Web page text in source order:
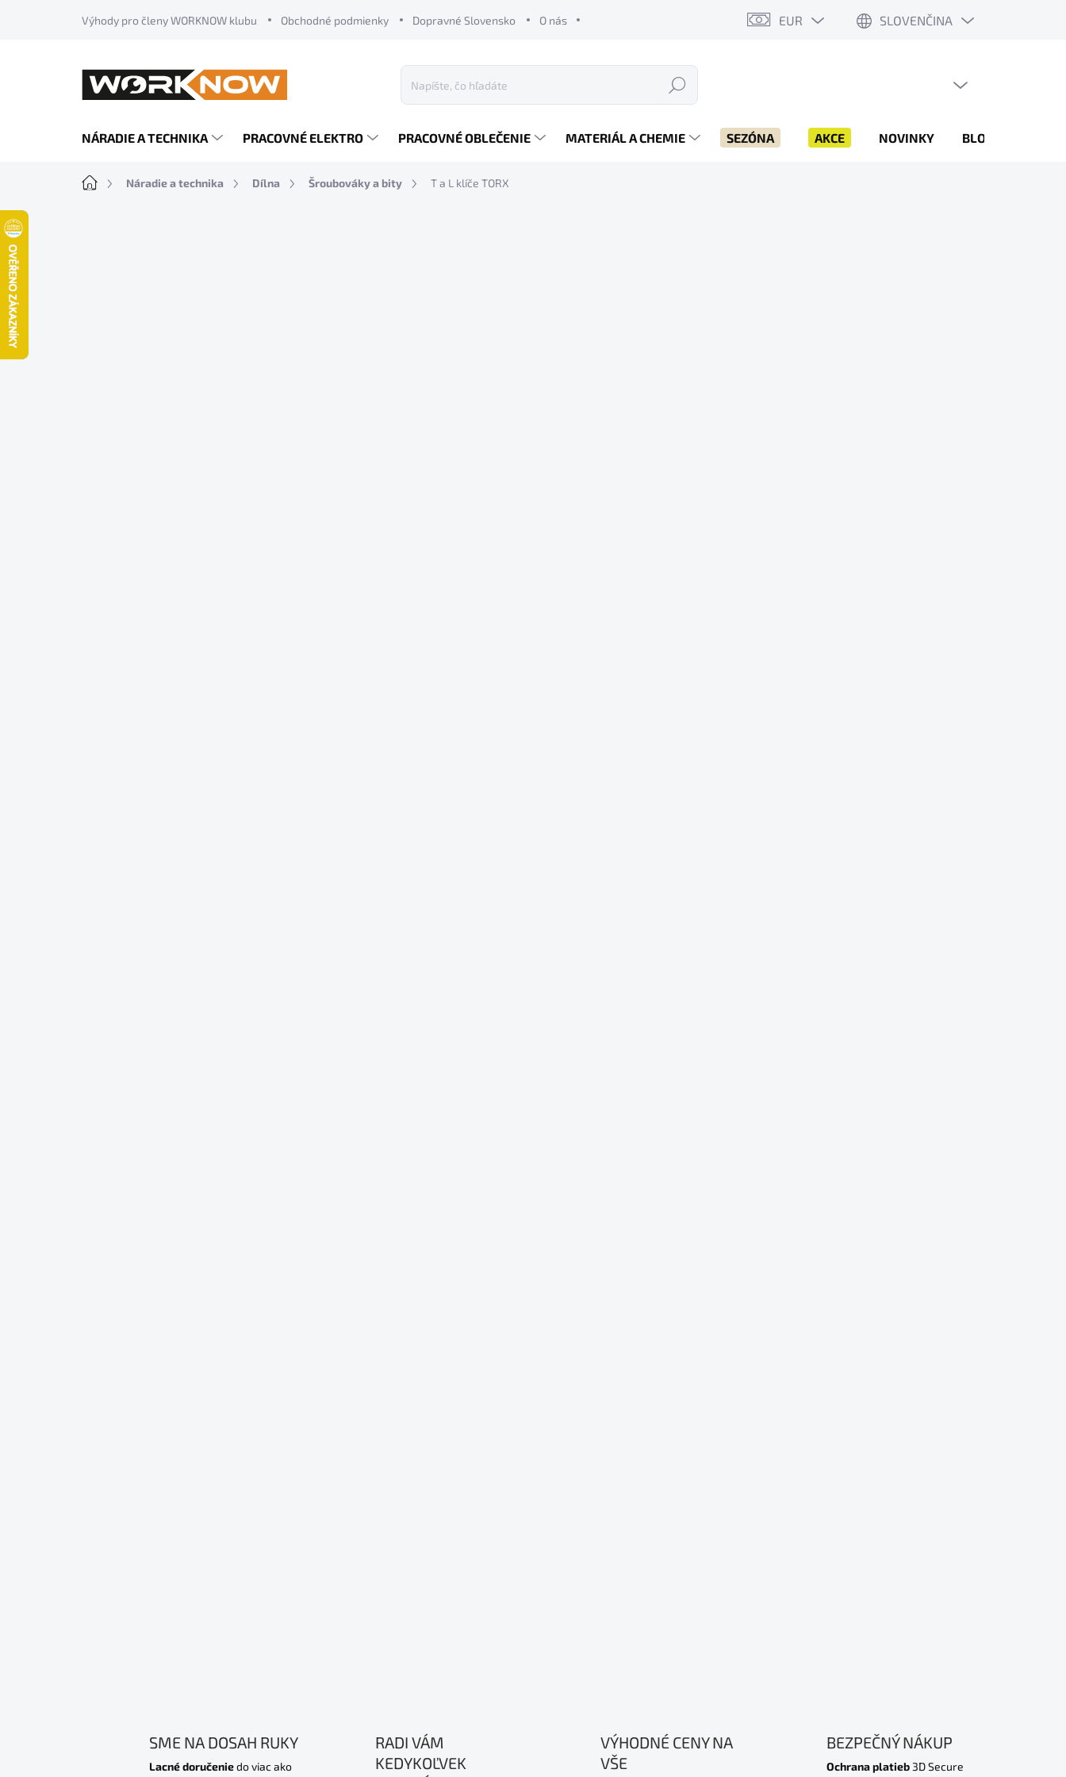
Výhody pro členy WORKNOW klubu Obchodné podmienky Dopravné Slovensko O nás EUR SLOVENČINA
Hľadať
NÁRADIE A TECHNIKA PRACOVNÉ ELEKTRO PRACOVNÉ OBLEČENIE MATERIÁL A CHEMIE SEZÓNA AKCE NOVINKY BLOG
DomovNáradie a technika Dílna Šroubováky a bity T a L klíče TORX
SME NA DOSAH RUKY
Lacné doručeniedo viac ako
RADI VÁM
KEDYKOĽVEK
VÝHODNÉ CENY NA
VŠE
BEZPEČNÝ NÁKUP
Ochrana platieb3D Secure